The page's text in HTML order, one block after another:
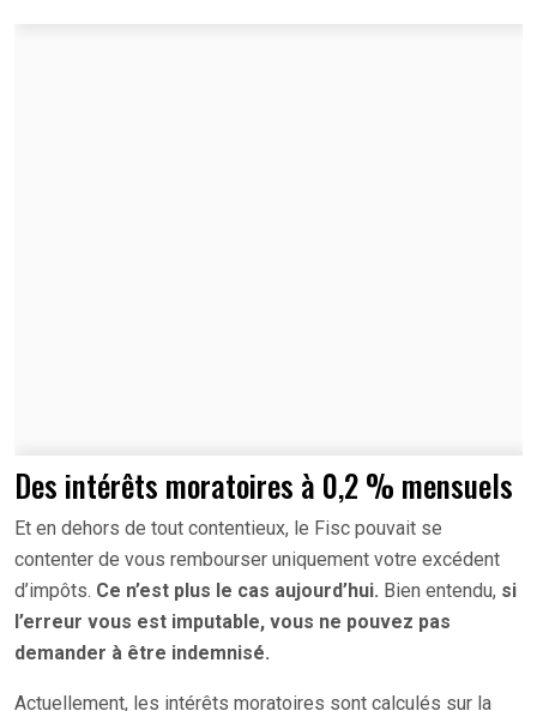
Des intérêts moratoires à 0,2 % mensuels
Et en dehors de tout contentieux, le Fisc pouvait se
contenter de vous rembourser uniquement votre excédent
d’impôts. Ce n’est plus le cas aujourd’hui. Bien entendu, si
l’erreur vous est imputable, vous ne pouvez pas
demander à être indemnisé.
Actuellement, les intérêts moratoires sont calculés sur la